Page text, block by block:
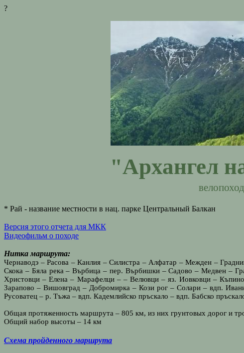
?
"Архангел
* Рай - название местности в нац. парке Центральный Балкан
Версия этого отчета для МКК
Видеофильм о походе
Нитка маршрута:
Чернаводэ – Расова – Канлия – Силистра – Алфатар – Межден –
Скока – Бяла река – Върбица – пер. Върбишки – Садово – Медвен –
Христовци – Елена – Марафелци – – Велювци – яз. Иовковци –
Зарапово – Вишовград – Добромирка – Кози рог – Солари – вдп.
Русоватец – р. Тъжа – вдп. Кадемлийско пръскало – вдп. Бабско
Общая протяженность маршрута – 805 км, из них грунтовых дорог и
Общий набор высоты – 14 км
Схема пройденного маршрута